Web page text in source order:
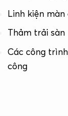
Linh kiện màn
Thảm trải sàn
Các công
công